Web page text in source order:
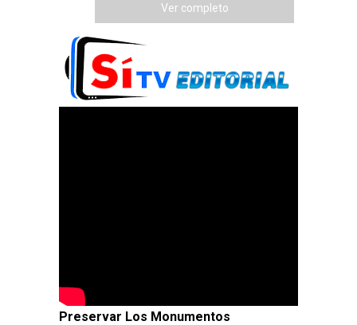
Ver completo
Preservar Los Monumentos